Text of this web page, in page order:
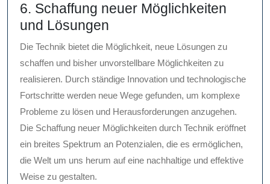
6. Schaffung neuer Möglichkeiten
und Lösungen
Die Technik bietet die Möglichkeit, neue Lösungen zu
schaffen und bisher unvorstellbare Möglichkeiten zu
realisieren. Durch ständige Innovation und technologische
Fortschritte werden neue Wege gefunden, um komplexe
Probleme zu lösen und Herausforderungen anzugehen.
Die Schaffung neuer Möglichkeiten durch Technik eröffnet
ein breites Spektrum an Potenzialen, die es ermöglichen,
die Welt um uns herum auf eine nachhaltige und effektive
Weise zu gestalten.